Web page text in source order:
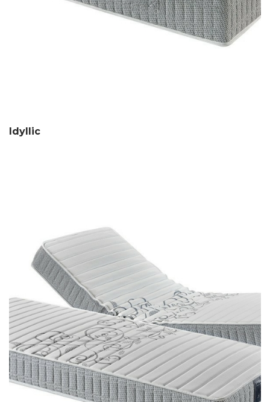
Idyllic